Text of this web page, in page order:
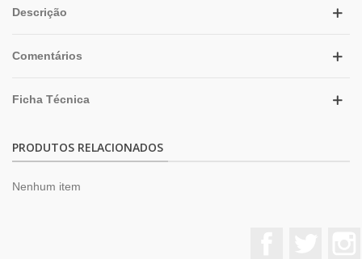
Descrição
Comentários
Ficha Técnica
PRODUTOS RELACIONADOS
Nenhum item